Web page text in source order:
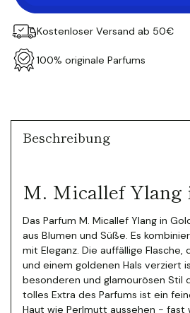
Kostenloser Versand ab 50€
100% originale Parfums
legen
Beschreibung
M. Micallef Ylang
Das Parfum M. Micallef Ylang in
aus Blumen und Süße. Es
mit Eleganz. Die auffällige Flasche,
und einem goldenen Hals verziert
besonderen und glamourösen Stil
tolles Extra des Parfums ist ein
Haut wie Perlmutt aussehen - fast